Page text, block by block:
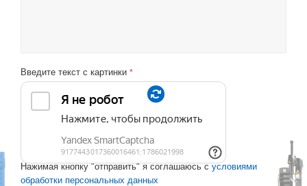
Введите текст с картинки *
Нажимая кнопку "отправить" я соглашаюсь с условиями
обработки персональных данных